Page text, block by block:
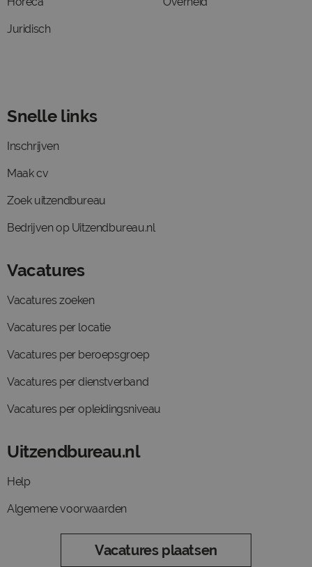
Juridisch
Snelle links
Inschrijven
Maak cv
Zoek uitzendbureau
Bedrijven op Uitzendbureau.nl
Vacatures
Vacatures zoeken
Vacatures per locatie
Vacatures per beroepsgroep
Vacatures per dienstverband
Vacatures per opleidingsniveau
Uitzendbureau.nl
Help
Algemene voorwaarden
Vacatures plaatsen